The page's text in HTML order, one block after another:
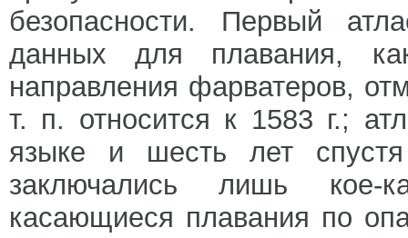
безопасности. Первый
данных для плавания,
направления фарватеров,
т. п. относится к 1583 г.;
языке и шесть лет
заключались лишь кое-
касающиеся плавания по